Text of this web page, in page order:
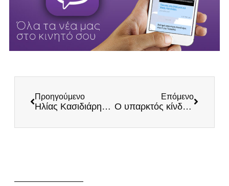
Προηγούμενο
Ηλίας Κασιδιάρης: Πύραυλοι STINGER το καλύτερο αντίμετρο για τις υπερπτήσεις τουρκικών drones πάνω από τα νησιά μας
Επόμενο
Ο υπαρκτός κίνδυνος συρρίκνωσης για την Ελλάδα